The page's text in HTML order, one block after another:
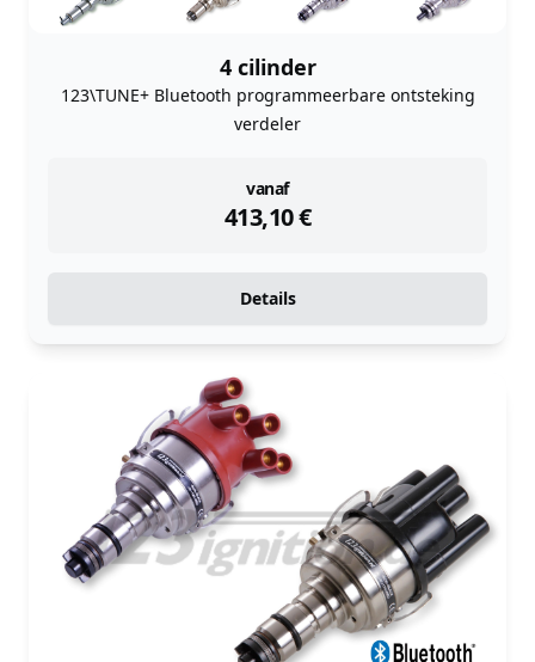
4 cilinder
123\TUNE+ Bluetooth programmeerbare ontsteking
verdeler
vanaf
413,10€
instock
Details